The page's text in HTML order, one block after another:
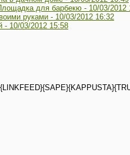
для барбекю - 10/03/2012
руками - 10/03/2012 16:32
- 10/03/2012 15:58